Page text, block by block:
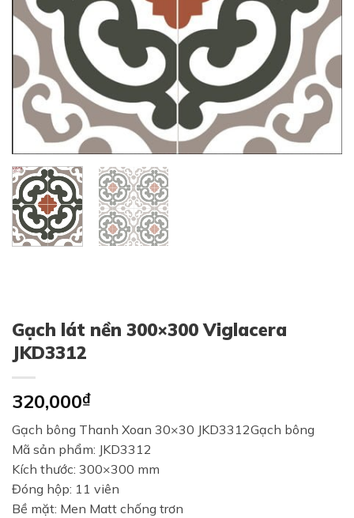
Gạch lát nền 300×300 Viglacera
JKD3312
320,000₫
Gạch bông Thanh Xoan 30×30 JKD3312Gạch bông
Mã sản phẩm: JKD3312
Kích thước: 300×300 mm
Đóng hộp: 11 viên
Bề mặt: Men Matt chống trơn